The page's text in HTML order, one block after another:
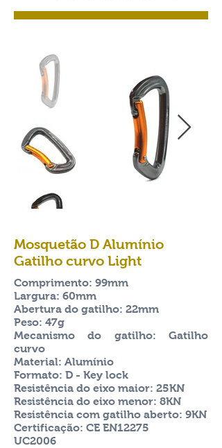
Mosquetão D Alumínio
Gatilho curvo Light
Comprimento: 99mm
Largura: 60mm
Abertura do gatilho: 22mm
Peso: 47g
Mecanismo do gatilho: Gatilho
curvo
Material: Alumínio
Formato: D - Key lock
Resistência do eixo maior: 25KN
Resistência do eixo menor: 8KN
Resistência com gatilho aberto: 9KN
Certificação: CE EN12275
UC2006